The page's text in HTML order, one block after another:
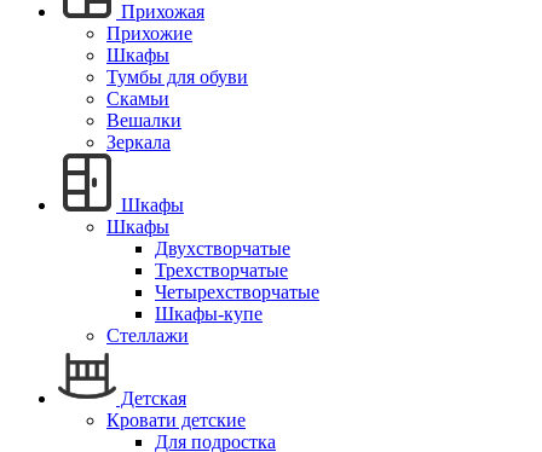
Прихожая
Прихожие
Шкафы
Тумбы для обуви
Скамьи
Вешалки
Зеркала
Шкафы
Шкафы
Двухстворчатые
Трехстворчатые
Четырехстворчатые
Шкафы-купе
Стеллажи
Детская
Кровати детские
Для подростка